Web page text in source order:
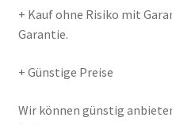
+ Kauf ohne Risiko mit
Garantie.
+ Günstige Preise
Wir können günstig